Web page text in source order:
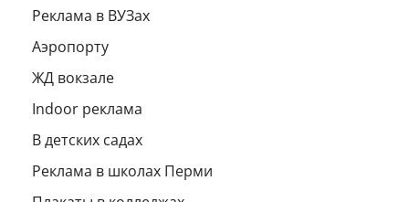
Реклама в ВУЗах
Аэропорту
ЖД вокзале
Indoor реклама
В детских садах
Реклама в школах Перми